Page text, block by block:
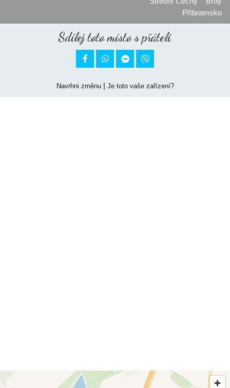
Příbramsko
Sdílej toto místo s přáteli
 
Navrhni změnu| Je toto vaše zařízení?